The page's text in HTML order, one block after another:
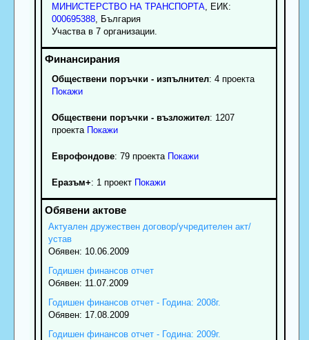
МИНИСТЕРСТВО НА ТРАНСПОРТА, ЕИК:
000695388, България
Участва в 7 организации.
Обществени поръчки - изпълнител: 4 проекта
Покажи
Обществени поръчки - възложител: 1207
проекта Покажи
Еврофондове: 79 проекта Покажи
Еразъм+: 1 проект Покажи
Актуален дружествен договор/учредителен акт/
устав
Обявен: 10.06.2009
Годишен финансов отчет
Обявен: 11.07.2009
Годишен финансов отчет - Година: 2008г.
Обявен: 17.08.2009
Годишен финансов отчет - Година: 2009г.